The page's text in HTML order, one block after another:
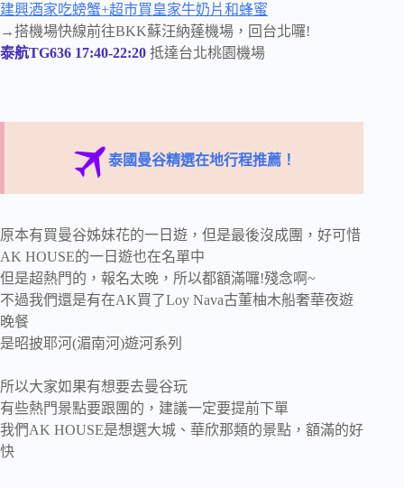
建興酒家吃螃蟹+超市買皇家牛奶片和蜂蜜
→搭機場快線前往BKK蘇汪納蓬機場，回台北囉!
泰航TG636 17:40-22:20 抵達台北桃園機場
泰國曼谷精選在地行程推薦！
原本有買曼谷姊妹花的一日遊，但是最後沒成團，好可惜
AK HOUSE的一日遊也在名單中
但是超熱門的，報名太晚，所以都額滿囉!殘念啊~
不過我們還是有在AK買了Loy Nava古董柚木船奢華夜遊
晚餐
是昭披耶河(湄南河)遊河系列
所以大家如果有想要去曼谷玩
有些熱門景點要跟團的，建議一定要提前下單
我們AK HOUSE是想選大城、華欣那類的景點，額滿的好
快